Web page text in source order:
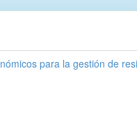
para la gestión de